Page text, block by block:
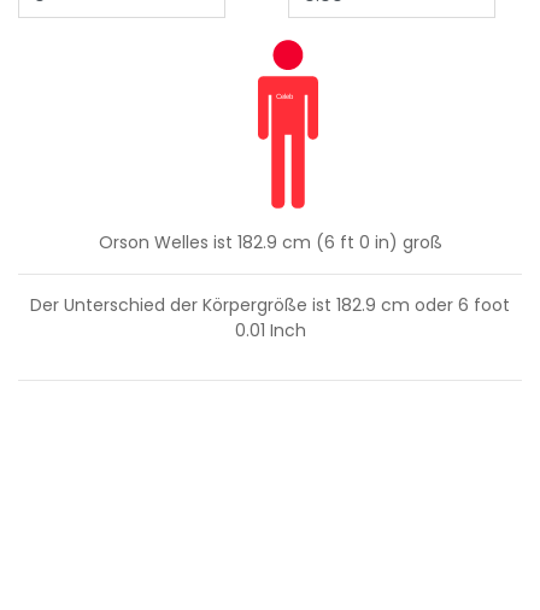
Orson Welles ist 182.9 cm (6 ft 0 in) groß
Der Unterschied der Körpergröße ist 182.9 cm oder 6 foot
0.01 Inch